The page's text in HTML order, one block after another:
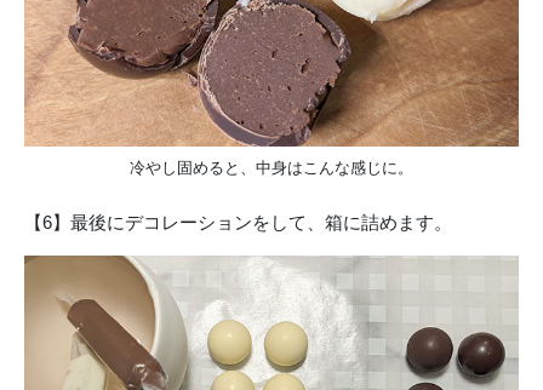
冷やし固めると、中身はこんな感じに。
【6】最後にデコレーションをして、箱に詰めます。